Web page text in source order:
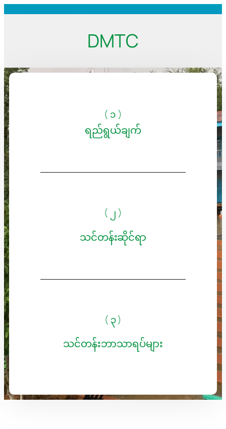
DMTC
( ၁ )
ရည်ရွယ်ချက်
( ၂ )
သင်တန်းဆိုင်ရာ
( ၃ )
သင်တန်းဘာသာရပ်များ